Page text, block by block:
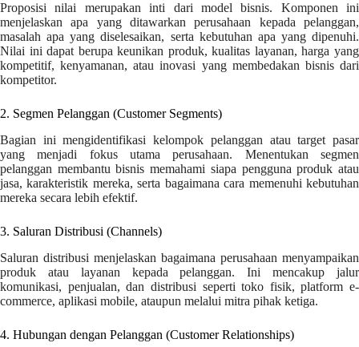
Proposisi nilai merupakan inti dari model bisnis. Komponen ini
menjelaskan apa yang ditawarkan perusahaan kepada pelanggan,
masalah apa yang diselesaikan, serta kebutuhan apa yang dipenuhi.
Nilai ini dapat berupa keunikan produk, kualitas layanan, harga yang
kompetitif, kenyamanan, atau inovasi yang membedakan bisnis dari
kompetitor.
2. Segmen Pelanggan (Customer Segments)
Bagian ini mengidentifikasi kelompok pelanggan atau target pasar
yang menjadi fokus utama perusahaan. Menentukan segmen
pelanggan membantu bisnis memahami siapa pengguna produk atau
jasa, karakteristik mereka, serta bagaimana cara memenuhi kebutuhan
mereka secara lebih efektif.
3. Saluran Distribusi (Channels)
Saluran distribusi menjelaskan bagaimana perusahaan menyampaikan
produk atau layanan kepada pelanggan. Ini mencakup jalur
komunikasi, penjualan, dan distribusi seperti toko fisik, platform e-
commerce, aplikasi mobile, ataupun melalui mitra pihak ketiga.
4. Hubungan dengan Pelanggan (Customer Relationships)